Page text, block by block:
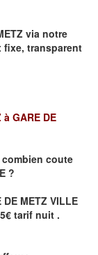
via notre
fixe, transparent
à GARE DE
combien coute
?
METZ VILLE
tarif nuit .